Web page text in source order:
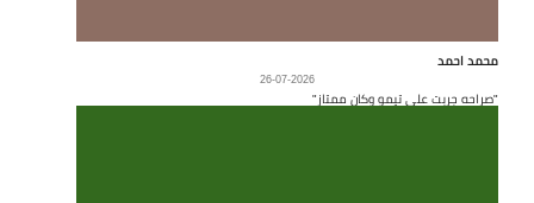
محمد احمد
26-07-2026
"صراحه جربت على تيمو وكان ممتاز"